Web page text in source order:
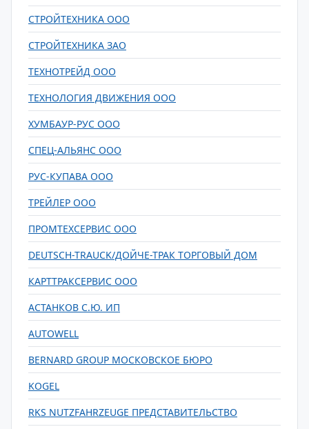
СТРОЙТЕХНИКА ООО
СТРОЙТЕХНИКА ЗАО
ТЕХНОТРЕЙД ООО
ТЕХНОЛОГИЯ ДВИЖЕНИЯ ООО
ХУМБАУР-РУС ООО
СПЕЦ-АЛЬЯНС ООО
РУС-КУПАВА ООО
ТРЕЙЛЕР ООО
ПРОМТЕХСЕРВИС ООО
DEUTSCH-TRAUCK/ДОЙЧЕ-ТРАК ТОРГОВЫЙ ДОМ
КАРТТРАКСЕРВИС ООО
АСТАНКОВ С.Ю. ИП
AUTOWELL
BERNARD GROUP МОСКОВСКОЕ БЮРО
KOGEL
RKS NUTZFAHRZEUGE ПРЕДСТАВИТЕЛЬСТВО